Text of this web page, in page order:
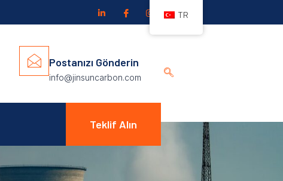
Postanızı Gönderin
info@jinsuncarbon.com
Teklif Alın
TR